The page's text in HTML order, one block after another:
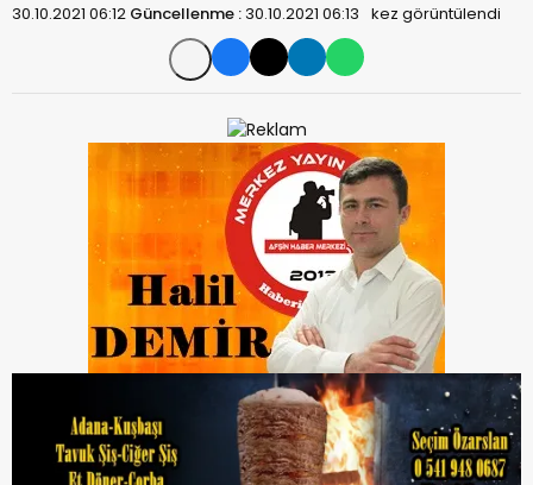
30.10.2021 06:12 Güncellenme :30.10.2021 06:13 kez görüntülendi